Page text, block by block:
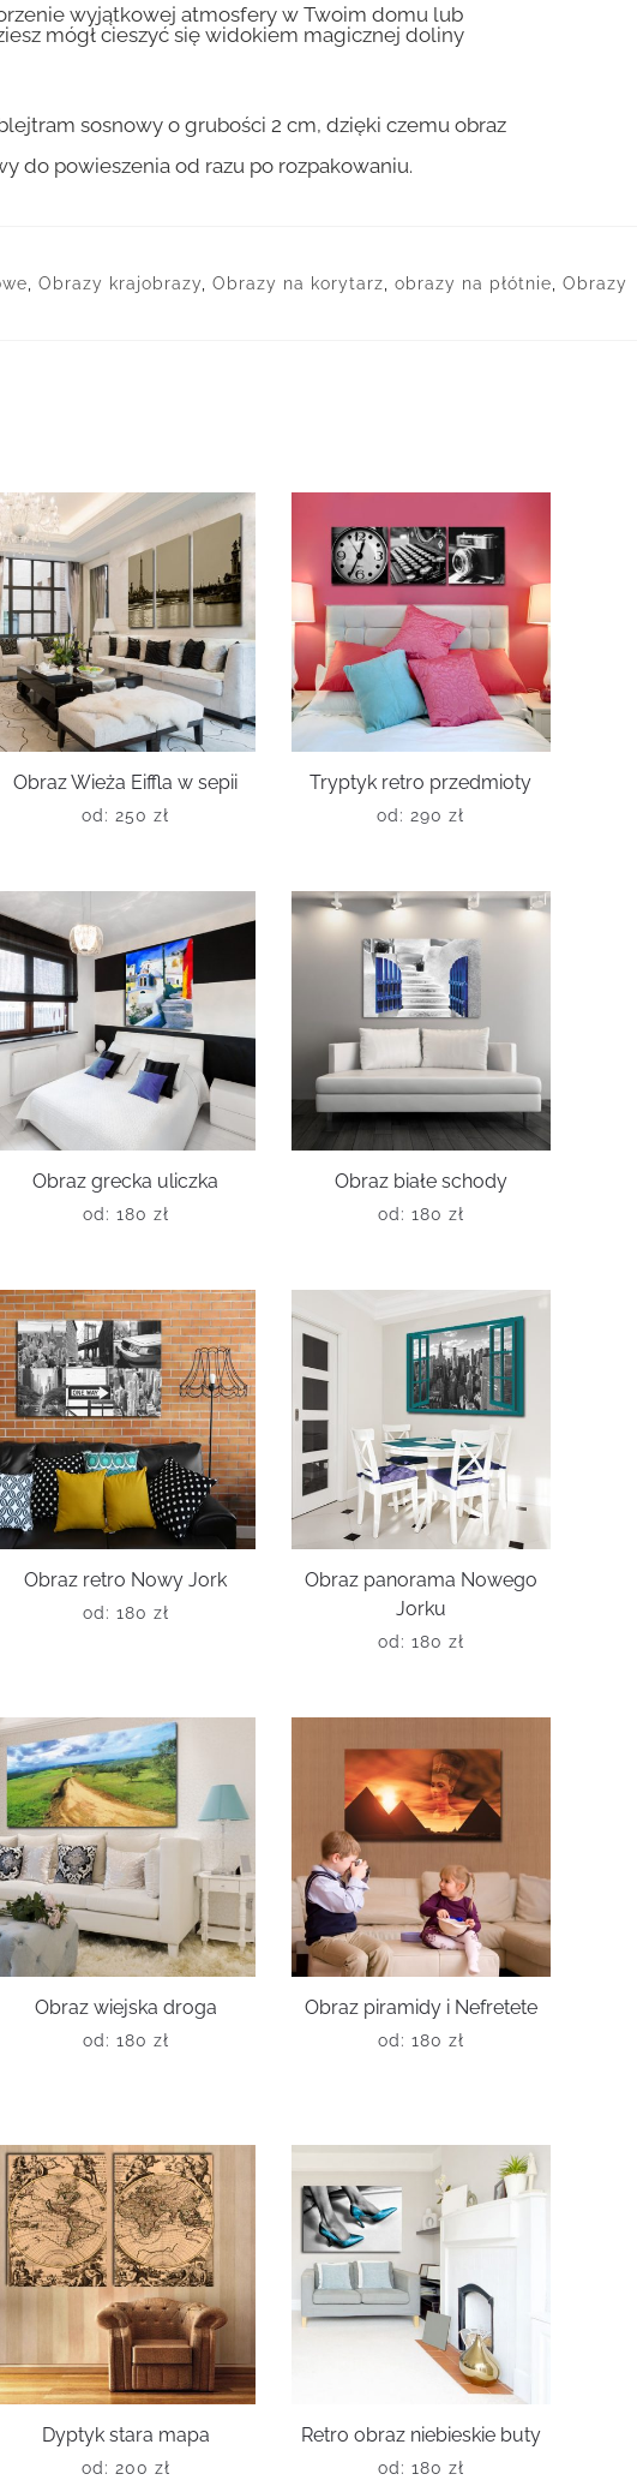
wyjątkowej atmosfery w Twoim domu lub
mógł cieszyć się widokiem magicznej doliny
sosnowy o grubości 2 cm, dzięki czemu obraz
do powieszenia od razu po rozpakowaniu.
, Obrazy krajobrazy, Obrazy na korytarz, obrazy na płótnie, Obrazy
Obraz Wieża Eiffla w sepii
od:250zł
Tryptyk retro przedmioty
od:290zł
Obraz grecka uliczka
od: 180 zł
Obraz białe schody
od: 180 zł
Obraz retro Nowy Jork
od: 180 zł
Obraz panorama Nowego
Jorku
od: 180 zł
Obraz wiejska droga
od: 180 zł
Obraz piramidy i Nefretete
od: 180 zł
Dyptyk stara mapa
od: 200 zł
Retro obraz niebieskie buty
od: 180 zł